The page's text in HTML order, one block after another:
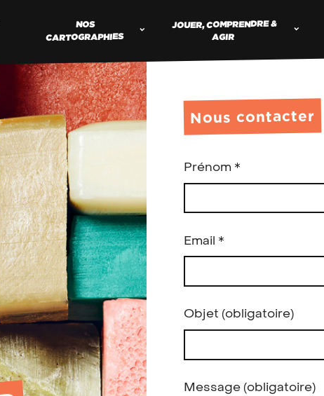
NOS
CARTOGRAPHIES
JOUER, COMPRENDRE &
AGIR
Nous contacter
Prénom *
Email *
Objet (obligatoire)
Message (obligatoire)